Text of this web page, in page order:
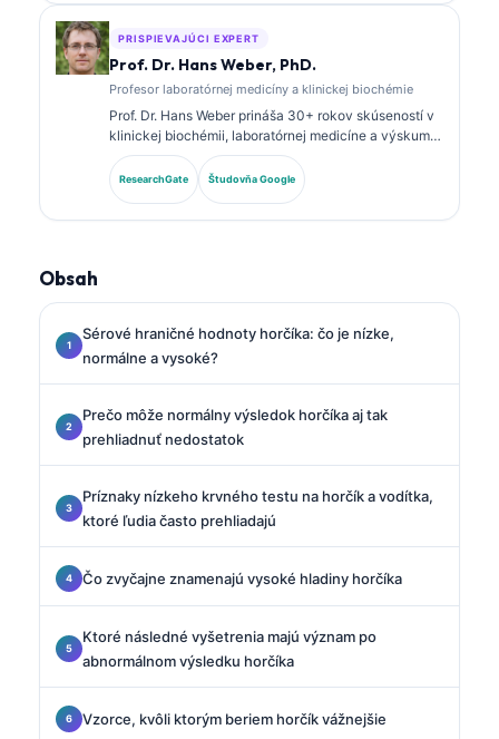
PRISPIEVAJÚCI EXPERT
Prof. Dr. Hans Weber, PhD.
Profesor laboratórnej medicíny a klinickej biochémie
Prof. Dr. Hans Weber prináša 30+ rokov skúseností v
klinickej biochémii, laboratórnej medicíne a výskume
biomarkerov. Bývalý prezident Nemeckej spoločnosti
pre klinickú biochémiu, špecializuje sa na analýzu
diagnostických panelov, štandardizáciu biomarkerov
ResearchGate Študovňa Google
Obsah
Sérové hraničné hodnoty horčíka: čo je nízke,
normálne a vysoké?
Prečo môže normálny výsledok horčíka aj tak
prehliadnuť nedostatok
Príznaky nízkeho krvného testu na horčík a vodítka,
ktoré ľudia často prehliadajú
Čo zvyčajne znamenajú vysoké hladiny horčíka
Ktoré následné vyšetrenia majú význam po
abnormálnom výsledku horčíka
Vzorce, kvôli ktorým beriem horčík vážnejšie